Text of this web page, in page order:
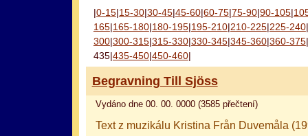
|0-15|15-30|30-45|45-60|60-75|75-90|90-105|
165|165-180|180-195|195-210|210-225|225-240|
300|300-315|315-330|330-345|345-360|360-375|
435|435-450|450-460|
Begravning Till Sjöss
Vydáno dne 00. 00. 0000 (3585 přečtení)
Text z muzikálu Kristina Från Duvemåla